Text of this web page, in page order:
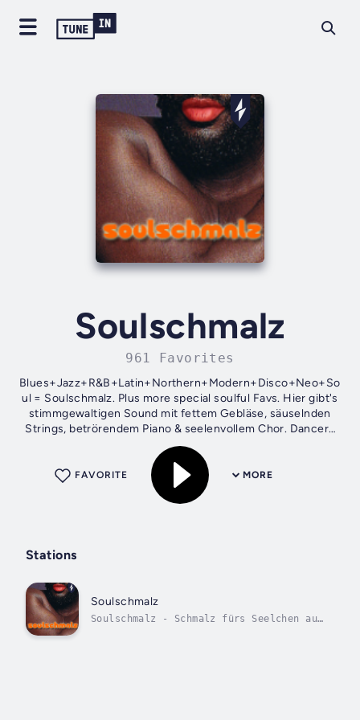
Soulschmalz
961 Favorites
Blues+Jazz+R&B+Latin+Northern+Modern+Disco+Neo+So
ul = Soulschmalz. Plus more special soulful Favs. Hier gibt's
stimmgewaltigen Sound mit fettem Gebläse, säuselnden
Strings, betrörendem Piano & seelenvollem Chor. Dancers
Kissers Hits & Heuler. Soulon!
MORE
FAVORITE
Stations
Soulschmalz
Soulschmalz - Schmalz fürs Seelchen auf